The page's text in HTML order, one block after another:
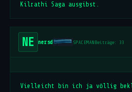
Kilrathi Saga ausgibst.
NE nersd SPACEMANBeiträge: 33
Vielleicht bin ich ja völlig